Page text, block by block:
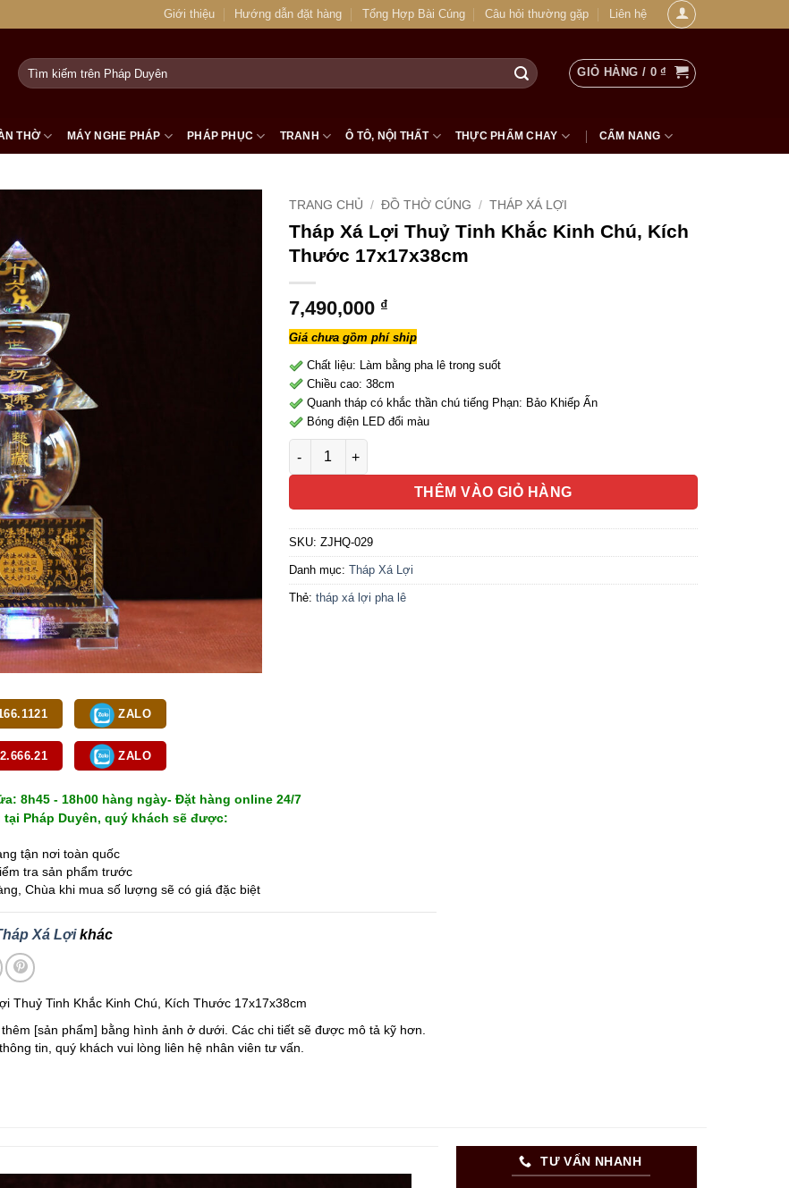
Giới thiệu Hướng dẫn đặt hàng Tổng Hợp Bài Cúng Câu hỏi thường gặp Liên hệ
Tìm
kiếm:
GIỎ HÀNG / 0₫
THỜ MÁY NGHE PHÁP PHÁP PHỤC TRANH Ô TÔ, NỘI THẤT THỰC PHẨM CHAY CẨM NANG
TRANG CHỦ / ĐỒ THỜ CÚNG / THÁP XÁ LỢI
Tháp Xá Lợi Thuỷ Tinh Khắc Kinh Chú, Kích
Thước 17x17x38cm
7,490,000 ₫
Giá chưa gồm phí ship
Chất liệu: Làm bằng pha lê trong suốt
Chiều cao: 38cm
Quanh tháp có khắc thần chú tiếng Phạn: Bảo Khiếp Ấn
Bóng điện LED đổi màu
Tháp Xá Lợi Thuỷ Tinh Khắc Kinh Chú, Kích Thước 17x17x38cm số lượng
THÊM VÀO GIỎ HÀNG
SKU: ZJHQ-029
Danh mục: Tháp Xá Lợi
Thẻ: tháp xá lợi pha lê
ZALO
ZALO
8h45 - 18h00 hàng ngày- Đặt hàng online 24/7
tại Pháp Duyên, quý khách sẽ được:
tận nơi toàn quốc
tra sản phẩm trước
Chùa khi mua số lượng sẽ có giá đặc biệt
Xá Lợikhác
Thuỷ Tinh Khắc Kinh Chú, Kích Thước 17x17x38cm
[sản phẩm] bằng hình ảnh ở dưới. Các chi tiết sẽ được mô tả kỹ hơn.
tin, quý khách vui lòng liên hệ nhân viên tư vấn.
TƯ VẤN NHANH